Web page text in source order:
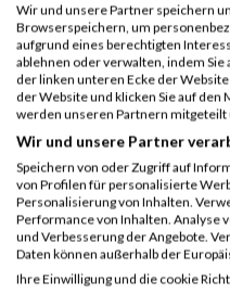
7889
Stephan
7937
Lisa-Marie
8114
Meike
8232
Simon
8015
Jan
8150
Armin
8026
Michaela
7932
Monika
7906
Andreas
Wir und unsere Partner speichern
Browserspeichern, um
aufgrund eines berechtigten
ablehnen oder verwalten, indem
der linken unteren Ecke der
der Website und klicken Sie auf den
werden unseren Partnern mitgeteilt
Wir und unsere Partner
Speichern von oder Zugriff auf
von Profilen für personalisierte
Personalisierung von Inhalten.
Performance von Inhalten. Analyse
und Verbesserung der Angebote.
Daten können außerhalb der
Ihre Einwilligung und die cookie